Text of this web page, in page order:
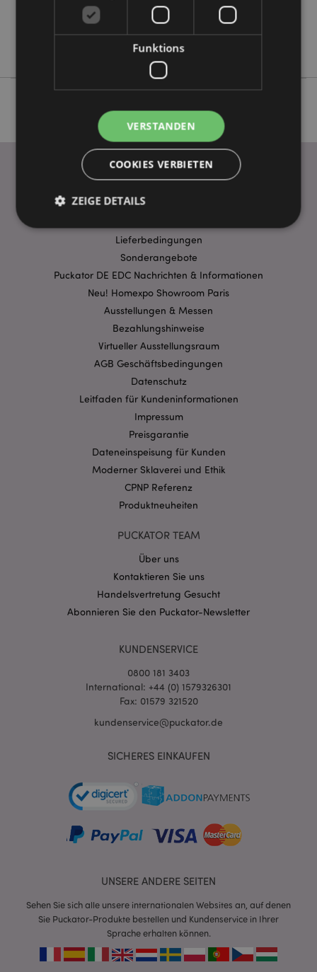
Keine
Shaun the Sheep
WICHTIGE INFORMATION
Lieferbedingungen
Sonderangebote
Puckator DE EDC Nachrichten & Informationen
Neu! Homexpo Showroom Paris
Ausstellungen & Messen
Bezahlungshinweise
Virtueller Ausstellungsraum
AGB Geschäftsbedingungen
Datenschutz
Leitfaden für Kundeninformationen
Impressum
Preisgarantie
Dateneinspeisung für Kunden
Moderner Sklaverei und Ethik
CPNP Referenz
Produktneuheiten
PUCKATOR TEAM
Über uns
Kontaktieren Sie uns
Handelsvertretung Gesucht
Abonnieren Sie den Puckator-Newsletter
KUNDENSERVICE
0800 181 3403
International: +44 (0) 1579326301
Fax: 01579 321520
kundenservice@puckator.de
SICHERES EINKAUFEN
UNSERE ANDERE SEITEN
Sehen Sie sich alle unsere internationalen Websites an, auf denen
Sie Puckator-Produkte bestellen und Kundenservice in Ihrer
Sprache erhalten können.
Funktions
VERSTANDEN
COOKIES VERBIETEN
ZEIGE DETAILS
Unbedingt notwendige
Leistungs
Ausrichten
Funktions
Streng-notwendige-Cookies ermöglichen
Kernfunktionen der Website wie die
Benutzeranmeldung und die Kontoverwaltung.
Ohne unbedingt notwendige cookies kann die
Website nicht richtig genutzt werden.
Provider
CookieScriptConsent
CookieScript
mage-cache-storage-section-
PHPSESSID
PHP.net
mage-messages
www.puckator.de
mage-cache-sessid
Adobe Inc.
Datenschutzbestimmungen von Google